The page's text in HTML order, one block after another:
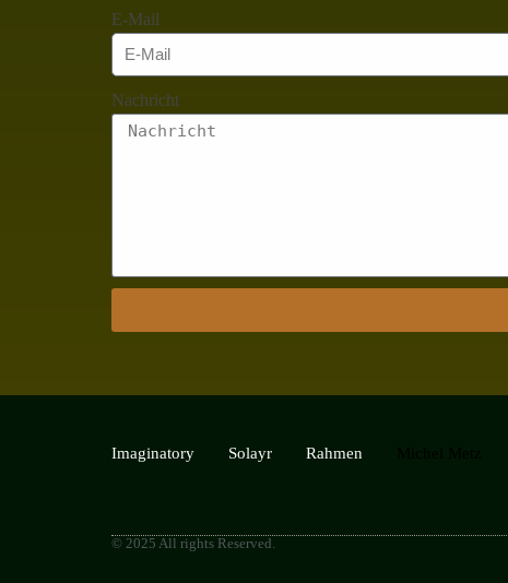
E-Mail
Nachricht
Imaginatory Solayr Rahmen
© 2025 All rights Reserved.